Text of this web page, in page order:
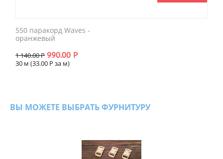
550 паракорд Waves -
оранжевый
1 140.00Р 990.00 Р
30 м (33.00 Р за м)
ВЫ МОЖЕТЕ ВЫБРАТЬ ФУРНИТУРУ